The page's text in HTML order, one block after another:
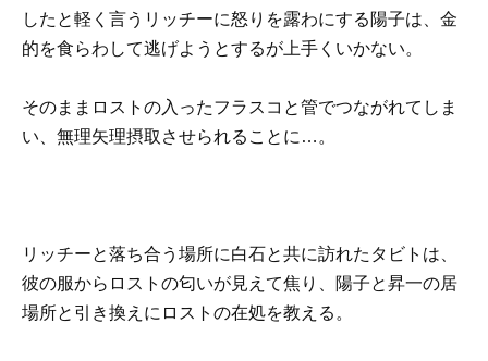
したと軽く言うリッチーに怒りを露わにする陽子は、金
的を食らわして逃げようとするが上手くいかない。
そのままロストの入ったフラスコと管でつながれてしま
い、無理矢理摂取させられることに…。
リッチーと落ち合う場所に白石と共に訪れたタビトは、
彼の服からロストの匂いが見えて焦り、陽子と昇一の居
場所と引き換えにロストの在処を教える。